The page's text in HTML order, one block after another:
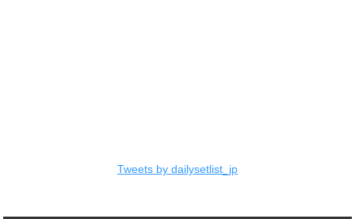
Tweets by dailysetlist_jp